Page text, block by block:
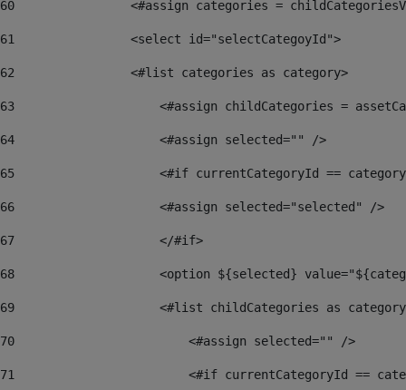
60
<#assign categories =
61
                <select id="selectCategoyId">
62
                <#list categories as category>
63
<#assign childCategories =
64
                    <#assign selected="" />
65
<#if currentCategoryId ==
66
                    <#assign selected="selected" />
67
                    </#if>
68
<option ${selected}
69
<#list childCategories as
70
                        <#assign selected="" />
71
<#if currentCategoryId ==